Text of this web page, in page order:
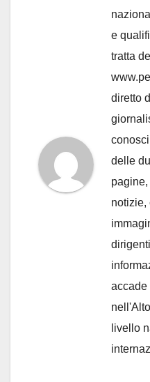
e
tratta
diretto
delle
notizie,
accade
livello